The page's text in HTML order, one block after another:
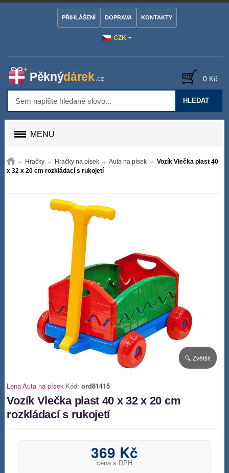
CZK
PŘIHLÁŠENÍ DOPRAVA KONTAKTY
HLEDAT
0 Kč
MENU
Hračky Hračky na písek Auta na písek
Vozík Vlečka plast 40
x 32 x 20 cm rozkládací s rukojetí
🔍 Zvětšit
Lena|Auta na písek|Kód:ord81415
Vozík Vlečka plast 40 x 32 x 20 cm
rozkládací s rukojetí
369 Kč
cena s DPH